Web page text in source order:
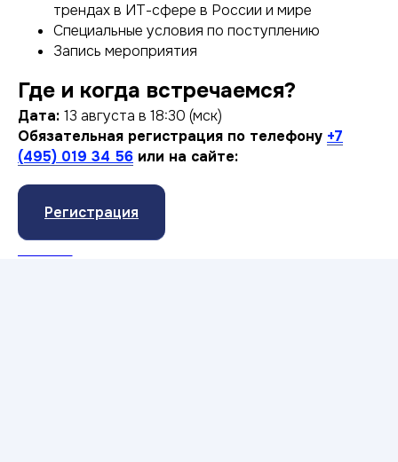
трендах в ИТ-сфере в России и мире
Специальные условия по поступлению
Запись мероприятия
Где и когда встречаемся?
Дата: 13 августа в 18:30 (мск)
Обязательная регистрация по телефону +7
(495) 019 34 56 или на сайте:
Регистрация